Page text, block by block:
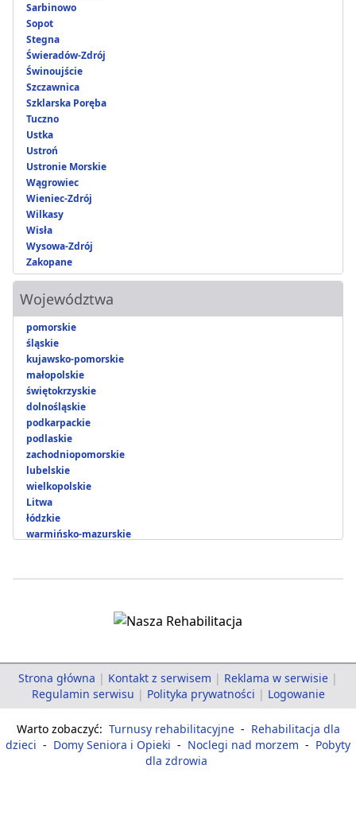
Sarbinowo
Sopot
Stegna
Świeradów-Zdrój
Świnoujście
Szczawnica
Szklarska Poręba
Tuczno
Ustka
Ustroń
Ustronie Morskie
Wągrowiec
Wieniec-Zdrój
Wilkasy
Wisła
Wysowa-Zdrój
Zakopane
Województwa
pomorskie
śląskie
kujawsko-pomorskie
małopolskie
świętokrzyskie
dolnośląskie
podkarpackie
podlaskie
zachodniopomorskie
lubelskie
wielkopolskie
Litwa
łódzkie
warmińsko-mazurskie
Strona główna | Kontakt z serwisem | Reklama w serwisie |
Regulamin serwisu | Polityka prywatności | Logowanie
Warto zobaczyć: Turnusy rehabilitacyjne - Rehabilitacja dla
dzieci - Domy Seniora i Opieki - Noclegi nad morzem - Pobyty
dla zdrowia